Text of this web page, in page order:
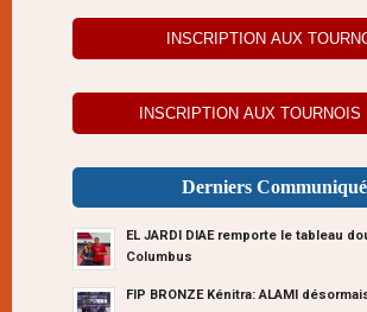
INSCRIPTION AUX
INSCRIPTION AUX TOURNOIS
Derniers
EL JARDI DIAE remporte le tableau
Columbus
FIP BRONZE Kénitra: ALAMI